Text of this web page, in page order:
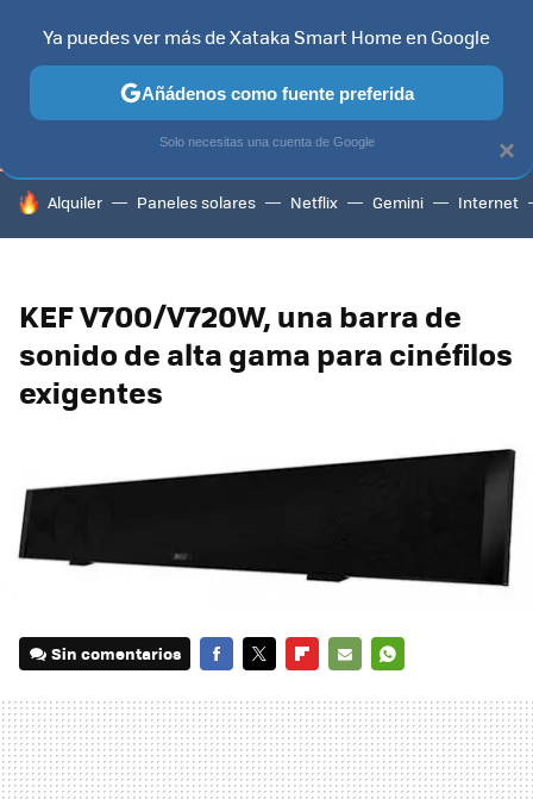
TELEVISORES CONTENIDOS SMART TV SELECCIÓN
HOY SE HABLA DE
Alquiler Paneles solares Netflix Gemini Internet
KEF V700/V720W, una barra de
sonido de alta gama para cinéfilos
exigentes
Sin comentarios
MAIL
×
Ya puedes ver más de Xataka Smart Home en Google
Añádenos como fuente preferida
Solo necesitas una cuenta de Google